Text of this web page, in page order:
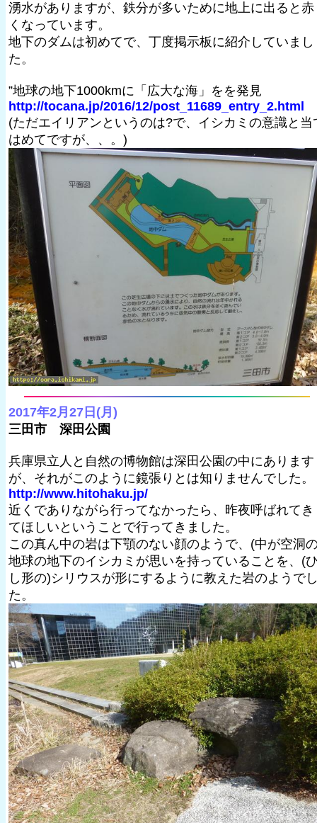
湧水がありますが、鉄分が多いために地上に出ると赤
くなっています。
地下のダムは初めてで、丁度掲示板に紹介していまし
た。
”地球の地下1000kmに「広大な海」をを発見
http://tocana.jp/2016/12/post_11689_entry_2.html
(ただエイリアンというのは?で、イシカミの意識と当
はめてですが、、。)
2017年2月27日(月)
三田市 深田公園
兵庫県立人と自然の博物館は深田公園の中にあります
が、それがこのように鏡張りとは知りませんでした。
http://www.hitohaku.jp/
近くでありながら行ってなかったら、昨夜呼ばれてき
てほしいということで行ってきました。
この真ん中の岩は下顎のない顔のようで、(中が空洞
地球の地下のイシカミが思いを持っていることを、(
し形の)シリウスが形にするように教えた岩のようで
た。